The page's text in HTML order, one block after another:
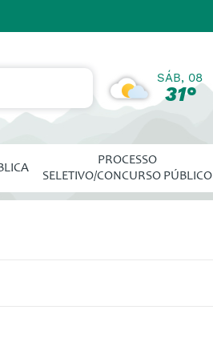
SÁB, 08
31°
PROCESSO
SELETIVO/CONCURSO PÚBLICO